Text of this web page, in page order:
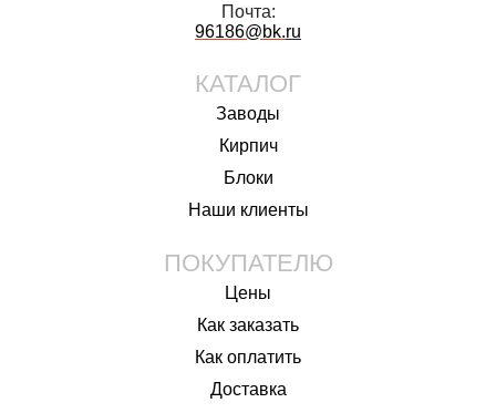
Почта:
96186@bk.ru
КАТАЛОГ
Заводы
Кирпич
Блоки
Наши клиенты
ПОКУПАТЕЛЮ
Цены
Как заказать
Как оплатить
Доставка